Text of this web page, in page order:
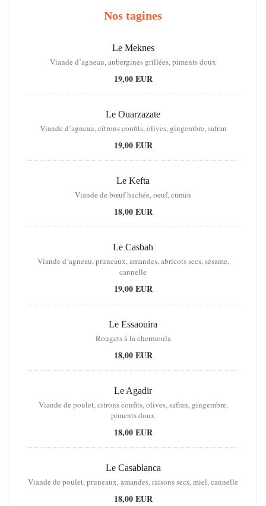
Nos tagines
Le Meknes
Viande d’agneau, aubergines grillées, piments doux
19,00 EUR
Le Ouarzazate
Viande d’agneau, citrons confits, olives, gingembre, safran
19,00 EUR
Le Kefta
Viande de bœuf hachée, oeuf, cumin
18,00 EUR
Le Casbah
Viande d’agneau, pruneaux, amandes, abricots secs, sésame,
cannelle
19,00 EUR
Le Essaouira
Rougets à la chermoula
18,00 EUR
Le Agadir
Viande de poulet, citrons confits, olives, safran, gingembre,
piments doux
18,00 EUR
Le Casablanca
Viande de poulet, pruneaux, amandes, raisons secs, miel, cannelle
18,00 EUR